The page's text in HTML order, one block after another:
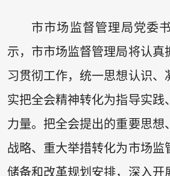
市市场监督管理局党委
示，市市场监督管理局将认真
习贯彻工作，统一思想认识、
实把全会精神转化为指导实践
力量。把全会提出的重要思想
战略、重大举措转化为市场监
储备和改革规划安排，深入开